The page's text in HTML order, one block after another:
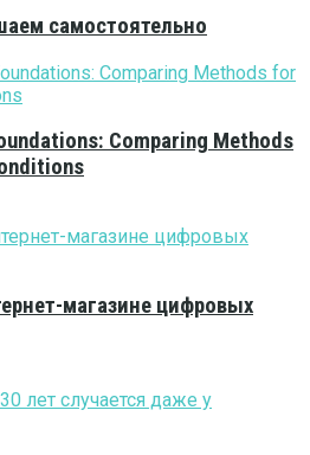
самостоятельно
Comparing Methods
магазине цифровых